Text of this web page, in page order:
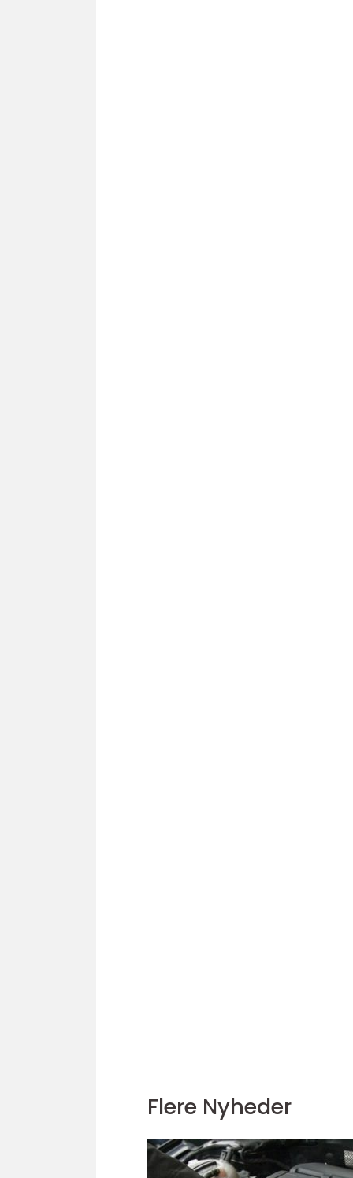
Flere Nyheder